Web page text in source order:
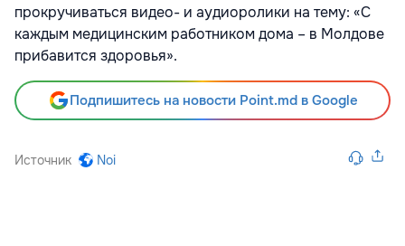
прокручиваться видео- и аудиоролики на тему: «С
каждым медицинским работником дома – в Молдове
прибавится здоровья».
Подпишитесь на новости Point.md в Google
Источник Noi